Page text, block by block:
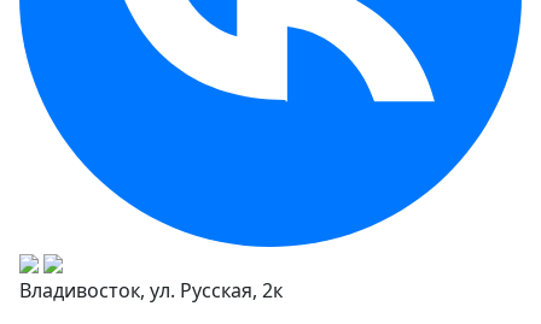
Владивосток, ул. Русская, 2к